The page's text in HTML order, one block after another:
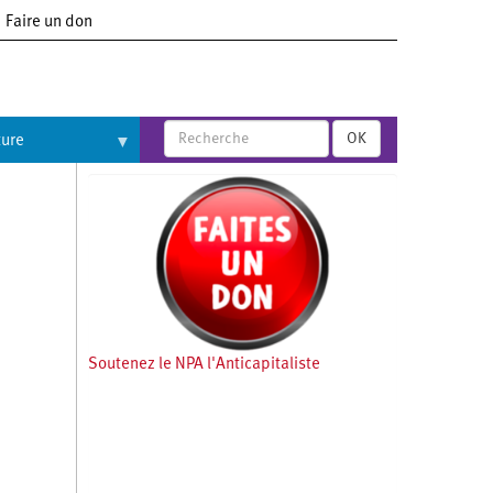
Faire un don
OK
Soutenez le NPA l'Anticapitaliste